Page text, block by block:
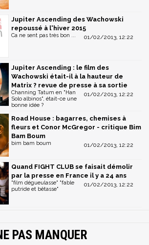
Jupiter Ascending des Wachowski
repoussé à l'hiver 2015
01/02/2013, 12:22
Ca ne sent pas très bon ...
Jupiter Ascending : le film des
Wachowski était-il à la hauteur de
Matrix ? revue de presse à sa sortie
01/02/2013, 12:22
Channing Tatum en "Han
Solo albinos", était-ce une
bonne idée ?
Road House : bagarres, chemises à
fleurs et Conor McGregor - critique Bim
Bam Boum
01/02/2013, 12:22
bim bam boum
Quand FIGHT CLUB se faisait démolir
par la presse en France il y a 24 ans
01/02/2013, 12:22
"film dégueulasse" "fable
putride et bêtasse"
PAS MANQUER